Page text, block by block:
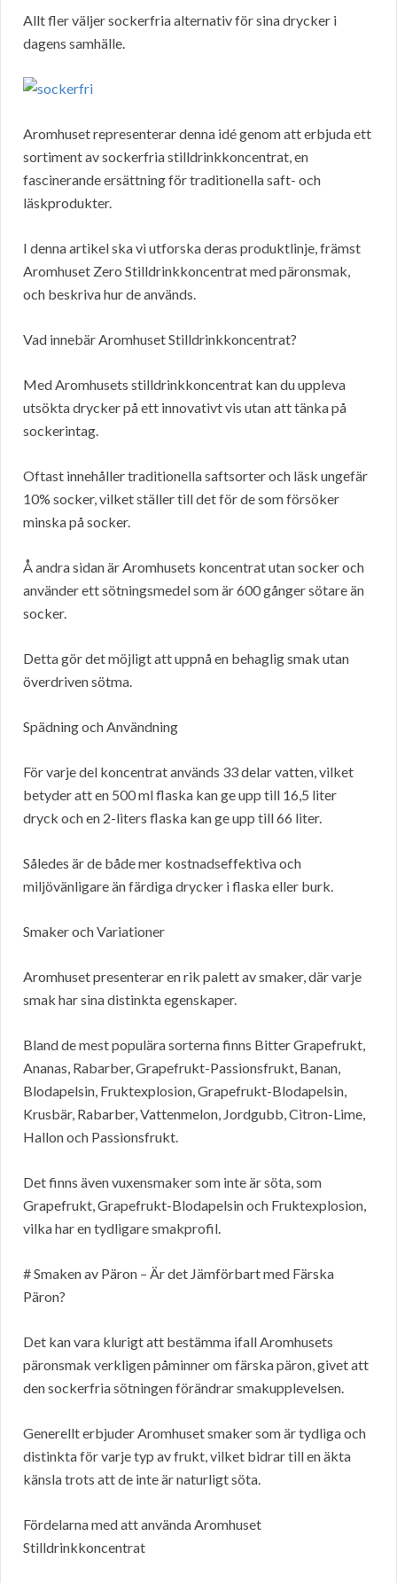
Allt fler väljer sockerfria alternativ för sina drycker i
dagens samhälle.
Aromhuset representerar denna idé genom att erbjuda ett
sortiment av sockerfria stilldrinkkoncentrat, en
fascinerande ersättning för traditionella saft- och
läskprodukter.
I denna artikel ska vi utforska deras produktlinje, främst
Aromhuset Zero Stilldrinkkoncentrat med päronsmak,
och beskriva hur de används.
Vad innebär Aromhuset Stilldrinkkoncentrat?
Med Aromhusets stilldrinkkoncentrat kan du uppleva
utsökta drycker på ett innovativt vis utan att tänka på
sockerintag.
Oftast innehåller traditionella saftsorter och läsk ungefär
10% socker, vilket ställer till det för de som försöker
minska på socker.
Å andra sidan är Aromhusets koncentrat utan socker och
använder ett sötningsmedel som är 600 gånger sötare än
socker.
Detta gör det möjligt att uppnå en behaglig smak utan
överdriven sötma.
Spädning och Användning
För varje del koncentrat används 33 delar vatten, vilket
betyder att en 500 ml flaska kan ge upp till 16,5 liter
dryck och en 2-liters flaska kan ge upp till 66 liter.
Således är de både mer kostnadseffektiva och
miljövänligare än färdiga drycker i flaska eller burk.
Smaker och Variationer
Aromhuset presenterar en rik palett av smaker, där varje
smak har sina distinkta egenskaper.
Bland de mest populära sorterna finns Bitter Grapefrukt,
Ananas, Rabarber, Grapefrukt-Passionsfrukt, Banan,
Blodapelsin, Fruktexplosion, Grapefrukt-Blodapelsin,
Krusbär, Rabarber, Vattenmelon, Jordgubb, Citron-Lime,
Hallon och Passionsfrukt.
Det finns även vuxensmaker som inte är söta, som
Grapefrukt, Grapefrukt-Blodapelsin och Fruktexplosion,
vilka har en tydligare smakprofil.
# Smaken av Päron – Är det Jämförbart med Färska
Päron?
Det kan vara klurigt att bestämma ifall Aromhusets
päronsmak verkligen påminner om färska päron, givet att
den sockerfria sötningen förändrar smakupplevelsen.
Generellt erbjuder Aromhuset smaker som är tydliga och
distinkta för varje typ av frukt, vilket bidrar till en äkta
känsla trots att de inte är naturligt söta.
Fördelarna med att använda Aromhuset
Stilldrinkkoncentrat